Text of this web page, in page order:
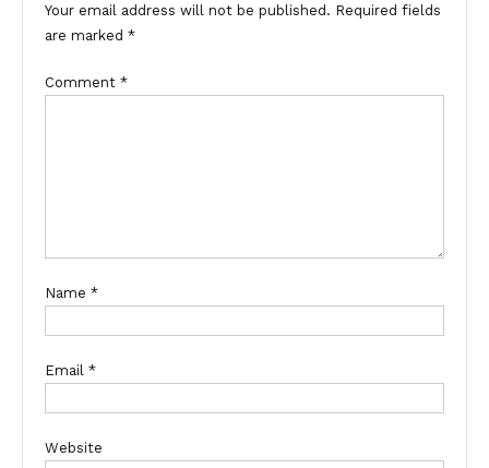
Your email address will not be published. Required fields
are marked *
Comment *
Name *
Email *
Website